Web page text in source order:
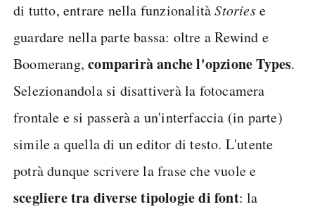
di tutto, entrare nella funzionalitàStoriese
guardare nella parte bassa: oltre a Rewind e
Boomerang,comparirà anche l'opzione Types.
Selezionandola si disattiverà la fotocamera
frontale e si passerà a un'interfaccia (in parte)
simile a quella di un editor di testo. L'utente
potrà dunque scrivere la frase che vuole e
scegliere tra diverse tipologie di font: la